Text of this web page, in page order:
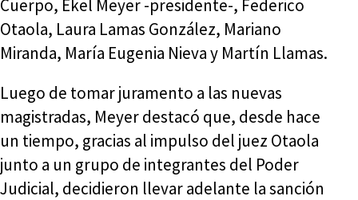
Cuerpo, Ekel Meyer -presidente-, Federico
Otaola, Laura Lamas González, Mariano
Miranda, María Eugenia Nieva y Martín Llamas.
Luego de tomar juramento a las nuevas
magistradas, Meyer destacó que, desde hace
un tiempo, gracias al impulso del juez Otaola
junto a un grupo de integrantes del Poder
Judicial, decidieron llevar adelante la sanción